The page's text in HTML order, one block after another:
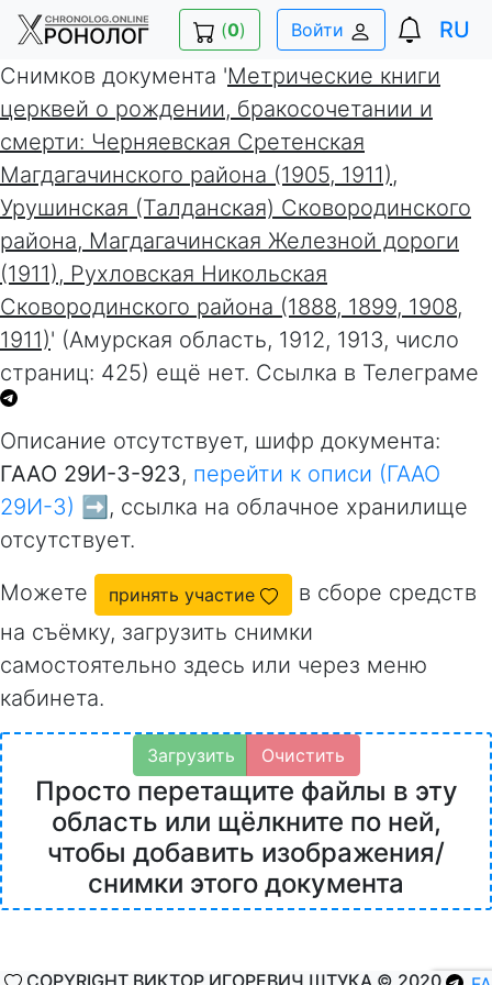
(0) Войти
RU
Снимков документа 'Метрические книги
церквей о рождении, бракосочетании и
смерти: Черняевская Сретенская
Магдагачинского района (1905, 1911),
Урушинская (Талданская) Сковородинского
района, Магдагачинская Железной дороги
(1911), Рухловская Никольская
Сковородинского района (1888, 1899, 1908,
1911)' (Амурская область, 1912, 1913, число
страниц: 425) ещё нет. Ссылка в Телеграме
Описание отсутствует, шифр документа:
ГААО 29И-3-923, перейти к описи (ГААО
29И-3) ➡️ , ссылка на облачное хранилище
отсутствует.
Можете принять участие
в сборе средств
на съёмку, загрузить снимки
самостоятельно здесь или через меню
кабинета.
Загрузить Очистить
Просто перетащите файлы в эту
область или щёлкните по ней,
чтобы добавить изображения/
снимки этого документа
COPYRIGHT ВИКТОР ИГОРЕВИЧ ШТУКА © 2020